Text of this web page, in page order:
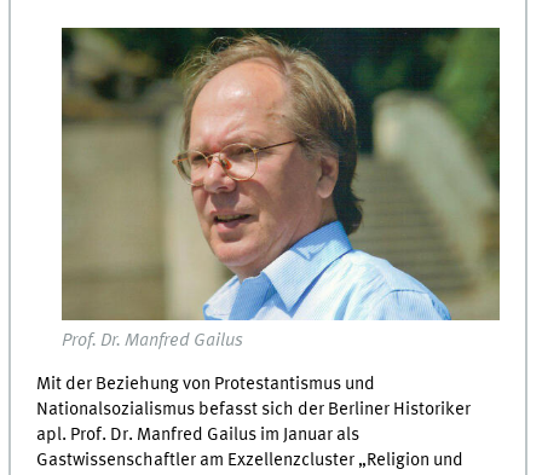
Prof. Dr. Manfred Gailus
Mit der Beziehung von Protestantismus und
Nationalsozialismus befasst sich der Berliner Historiker
apl. Prof. Dr. Manfred Gailus im Januar als
Gastwissenschaftler am Exzellenzcluster „Religion und